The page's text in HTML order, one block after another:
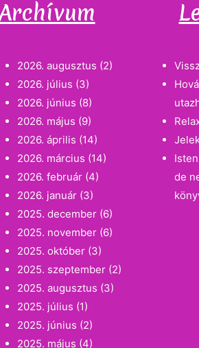
2026. augusztus (2)
2026. július (3)
2026. június (8)
2026. május (9)
2026. április (14)
2026. március (14)
2026. február (4)
2026. január (3)
2025. december (6)
2025. november (6)
2025. október (3)
2025. szeptember (2)
2025. augusztus (3)
2025. július (1)
2025. június (2)
2025. május (4)
de